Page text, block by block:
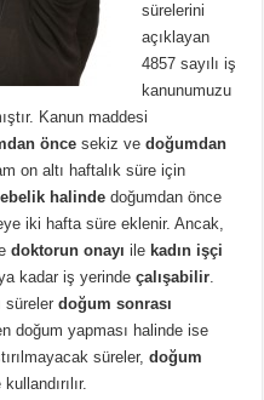
sürelerini
açıklayan
4857 sayılı iş
kanunumuzu
Kanun maddesi
önce sekiz vedoğumdan
on altı haftalık süre için
halinde doğumdan önce
iki hafta süre eklenir. Ancak,
doktorun onayı ile kadın işçi
kadar iş yerindeçalışabilir.
sürelerdoğum sonrası
doğum yapması halinde ise
süreler,doğum